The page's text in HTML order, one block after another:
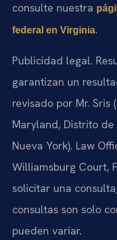
consulte nuestra
federal en Virginia.
Publicidad legal.
garantizan un
revisado por Mr.
Maryland, Distrito
Nueva York). Law
Williamsburg Court,
solicitar una
consultas son solo
pueden variar.